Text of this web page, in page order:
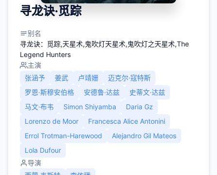
寻龙诀·觅踪
别名
寻龙诀：觅踪,天星术,鬼吹灯天星术,鬼吹灯之天星术,The
Legend Hunters
主演
张涵予
姜武 卢靖姗
迈克尔·寇特斯
罗恩·斯穆安伯格
安德鲁·达兹
史蒂文·达兹
马文·布韦
Simon Shiyamba
Daria Gz
Lorenzo de Moor
Francesca Alice Antonini
Errol Trotman-Harewood
Alejandro Gil Mateos
Lola Dufour
导演